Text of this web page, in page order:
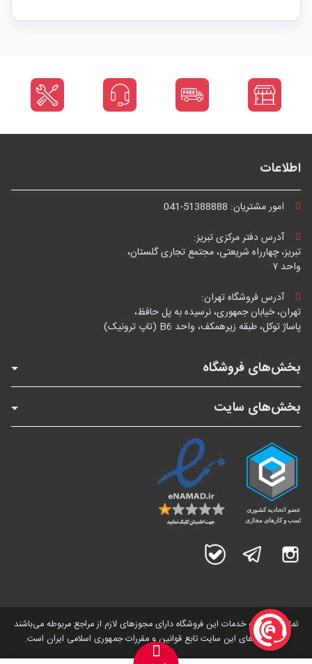
اطلاعات
امور مشتریان: 041-51388888
آدرس دفتر مرکزی تبریز:
تبریز، چهارراه شریعتی، مجتمع تجاری گلستان،
واحد ۷
آدرس فروشگاه تهران:
تهران، خیابان جمهوری، نرسیده به پل حافظ،
پاساژ توکل، طبقه زیرهمکف، واحد B6 (تاپ ترونیک)
بخش‌های فروشگاه
بخش‌های سایت
اینستاگرام تلگرام
تمامی کالاها و خدمات این فروشگاه دارای مجوز‌های لازم از مراجع مربوطه می‌باشند
و فعالیت های این سایت تابع قوانین و مقررات جمهوری اسلامی ایران است.